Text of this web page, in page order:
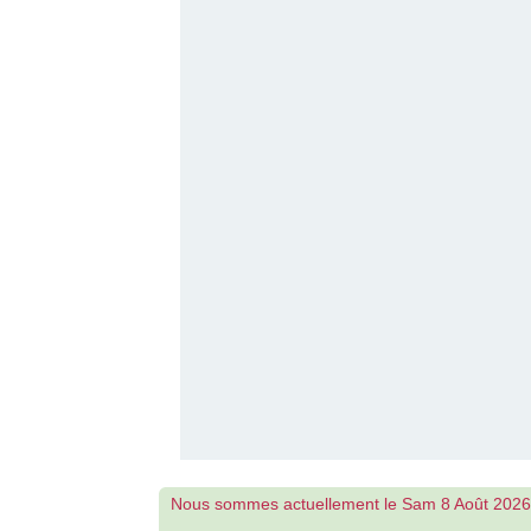
Nous sommes actuellement le Sam 8 Août